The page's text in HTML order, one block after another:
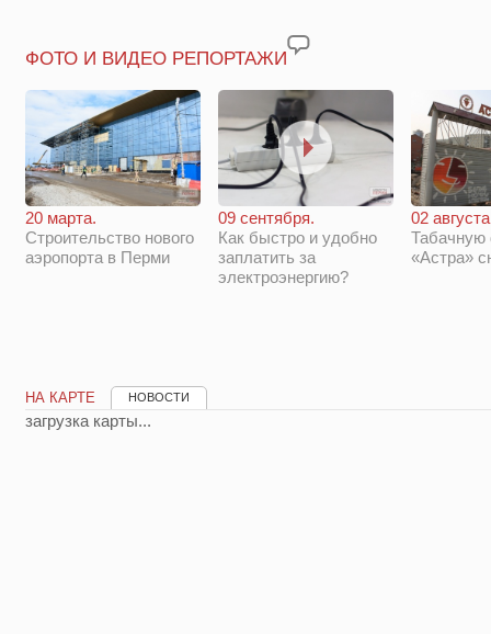
ФОТО И ВИДЕО РЕПОРТАЖИ
20 марта.
Строительство нового
аэропорта в Перми
09 сентября.
Как быстро и удобно
заплатить за
электроэнергию?
02
Табачную
«Астра»
НА КАРТЕ НОВОСТИ
загрузка карты...